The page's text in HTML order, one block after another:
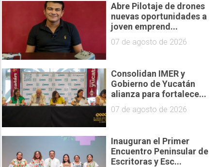
Abre Pilotaje de drones
nuevas oportunidades a
joven emprend...
07 de agosto de 2026
Consolidan IMER y
Gobierno de Yucatán
alianza para fortalece...
07 de agosto de 2026
Inauguran el Primer
Encuentro Peninsular de
Escritoras y Esc...